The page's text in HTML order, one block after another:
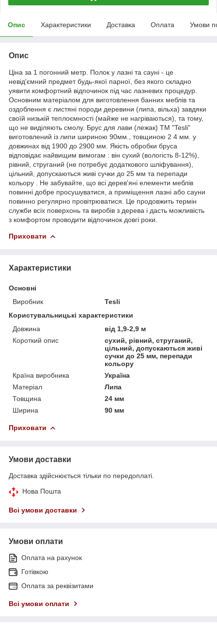
Опис Характеристики Доставка Оплата Умови
Опис
Ціна за 1 погонний метр. Полок у лазні та сауні - це
невід'ємний предмет будь-якої парної, без якого складно
уявити комфортний відпочинок під час лазневих процедур.
Основним матеріалом для виготовлення банних меблів та
оздоблення є листяні породи деревини (липа, вільха) завдяки
своїй низькій теплоємності (майже не нагріваються), та тому,
що не виділяють смолу. Брус для лави (лежак) ТМ "Tesli"
виготовлений із липи шириною 90мм., товщиною 2 4 мм. у
довжинах від 1900 до 2900 мм. Якість обробки бруса
відповідає найвищим вимогам : він сухий (вологість 8-12%),
рівний, струганий (не потребує додаткового шліфування),
цільний, допускаються живі сучки до 25 мм та перепади
кольору . Не забувайте, що всі дерев'яні елементи меблів
повинні добре просушуватися, а приміщення лазні або сауни
повинно регулярно провітрюватися. Це продовжить термін
служби всіх поверхонь та виробів з дерева і дасть можливість
з комфортом проводити відпочинок довгі роки.
Приховати
Характеристики
Основні
Виробник
Tesli
Користувальницькі характеристики
Довжина
від 1,9-2,9 м
Короткий опис
сухий, рівний, струганий,
цільний, допускаються живі
сучки до 25 мм, перепади
кольору
Країна виробника
Україна
Матеріал
Липа
Товщина
24 мм
Ширина
90 мм
Приховати
Умови доставки
Доставка здійснюється тільки по передоплаті.
Нова Пошта
Всі умови доставки
Умови оплати
Оплата на рахунок
Готівкою
Оплата за реквізитами
Всі умови оплати